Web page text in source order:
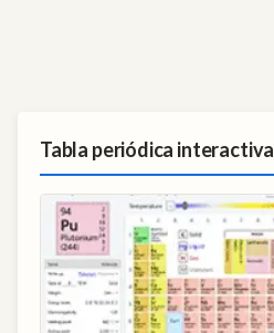
Tabla periódica interactiva